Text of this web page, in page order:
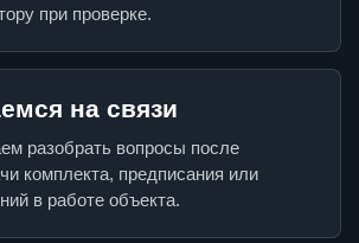
при проверке.
на связи
разобрать вопросы после
комплекта, предписания или
в работе объекта.